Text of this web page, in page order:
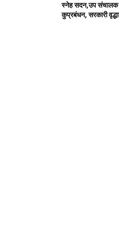
स्नेह सदन,उप संचालक
कुप्रबंधन, सरकारी